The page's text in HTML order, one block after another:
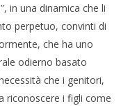
in una dinamica che li
perpetuo, convinti di
che ha uno
odierno basato
che i genitori,
riconoscere i figli come